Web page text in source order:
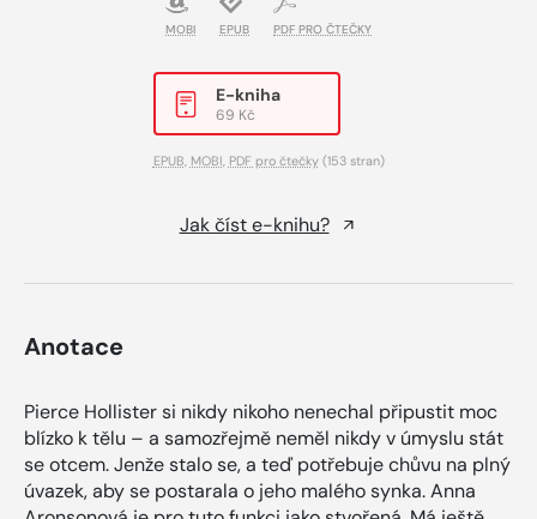
MOBI EPUB PDF PRO ČTEČKY
E-kniha
69 Kč
EPUB, MOBI, PDF pro čtečky(153 stran)
Jak číst e-knihu?
Anotace
Pierce Hollister si nikdy nikoho nenechal připustit moc
blízko k tělu – a samozřejmě neměl nikdy v úmyslu stát
se otcem. Jenže stalo se, a teď potřebuje chůvu na plný
úvazek, aby se postarala o jeho malého synka. Anna